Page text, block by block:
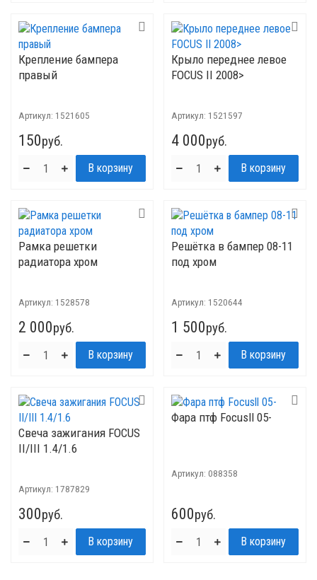
Крепление бампера
правый
Артикул: 1521605
150руб.
Крыло переднее левое
FOCUS II 2008>
Артикул: 1521597
4 000руб.
Рамка решетки
радиатора хром
Артикул: 1528578
2 000руб.
Решётка в бампер 08-11
под хром
Артикул: 1520644
1 500руб.
Свеча зажигания FOCUS
II/III 1.4/1.6
Артикул: 1787829
300руб.
Фара птф Focusll 05-
Артикул: 088358
600руб.